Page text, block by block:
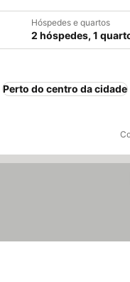
Hóspedes e quartos
2 hóspedes, 1
Perto do centro da cidade